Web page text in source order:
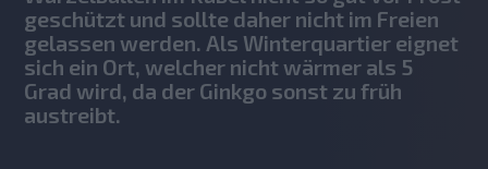
geschützt und sollte daher nicht im Freien
gelassen werden. Als Winterquartier eignet
sich ein Ort, welcher nicht wärmer als 5
Grad wird, da der Ginkgo sonst zu früh
austreibt.